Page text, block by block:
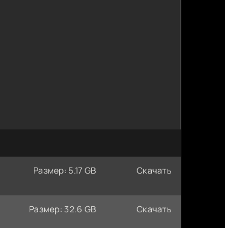
Размер: 5.17 GB Скачать
Размер: 32.6 GB Скачать